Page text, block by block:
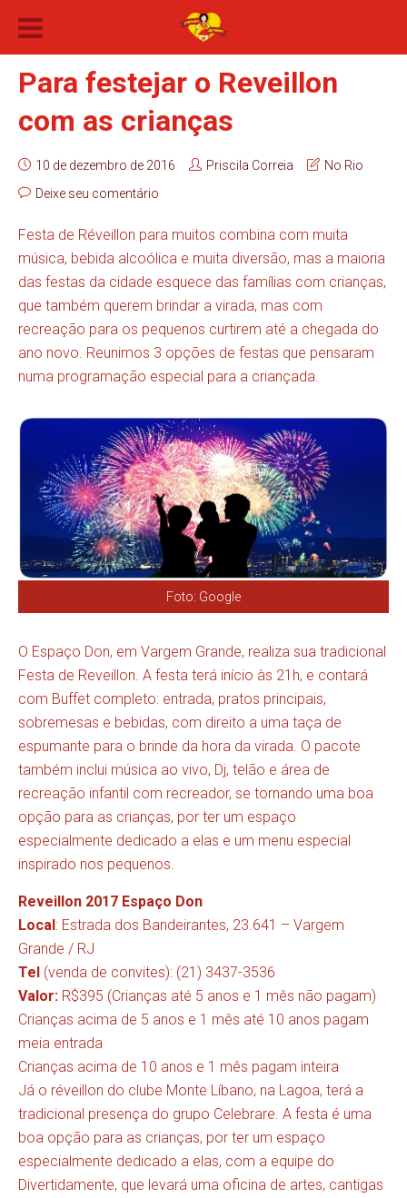
Para festejar o Reveillon
com as crianças
10 de dezembro de 2016 Priscila Correia
No Rio
Deixe seu comentário
Festa de Réveillon para muitos combina com muita
música, bebida alcoólica e muita diversão, mas a maioria
das festas da cidade esquece das famílias com crianças,
que também querem brindar a virada, mas com
recreação para os pequenos curtirem até a chegada do
ano novo. Reunimos 3 opções de festas que pensaram
numa programação especial para a criançada.
Foto: Google
O Espaço Don, em Vargem Grande, realiza sua tradicional
Festa de Reveillon. A festa terá início às 21h, e contará
com Buffet completo: entrada, pratos principais,
sobremesas e bebidas, com direito a uma taça de
espumante para o brinde da hora da virada. O pacote
também inclui música ao vivo, Dj, telão e área de
recreação infantil com recreador, se tornando uma boa
opção para as crianças, por ter um espaço
especialmente dedicado a elas e um menu especial
inspirado nos pequenos.
Reveillon 2017 Espaço Don
Local: Estrada dos Bandeirantes, 23.641 – Vargem
Grande / RJ
Tel (venda de convites): (21) 3437-3536
Valor: R$395 (Crianças até 5 anos e 1 mês não pagam)
Crianças acima de 5 anos e 1 mês até 10 anos pagam
meia entrada
Crianças acima de 10 anos e 1 mês pagam inteira
Já o réveillon do clube Monte Líbano, na Lagoa, terá a
tradicional presença do grupo Celebrare. A festa é uma
boa opção para as crianças, por ter um espaço
especialmente dedicado a elas, com a equipe do
Divertidamente, que levará uma oficina de artes, cantigas